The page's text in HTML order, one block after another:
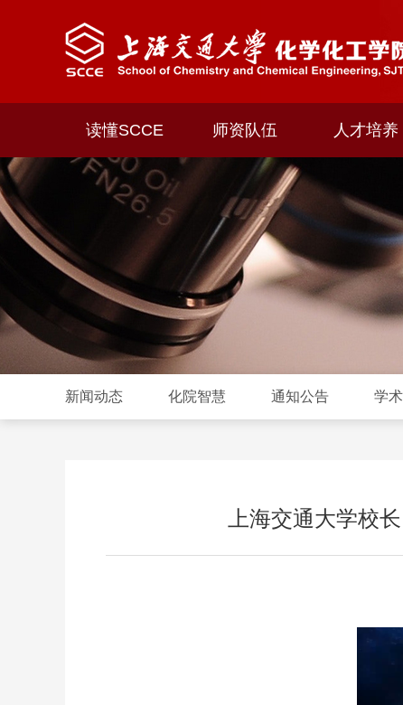
读懂SCCE 师资队伍 人才培养
新闻动态 化院智慧 通知公告 学
上海交通大学校